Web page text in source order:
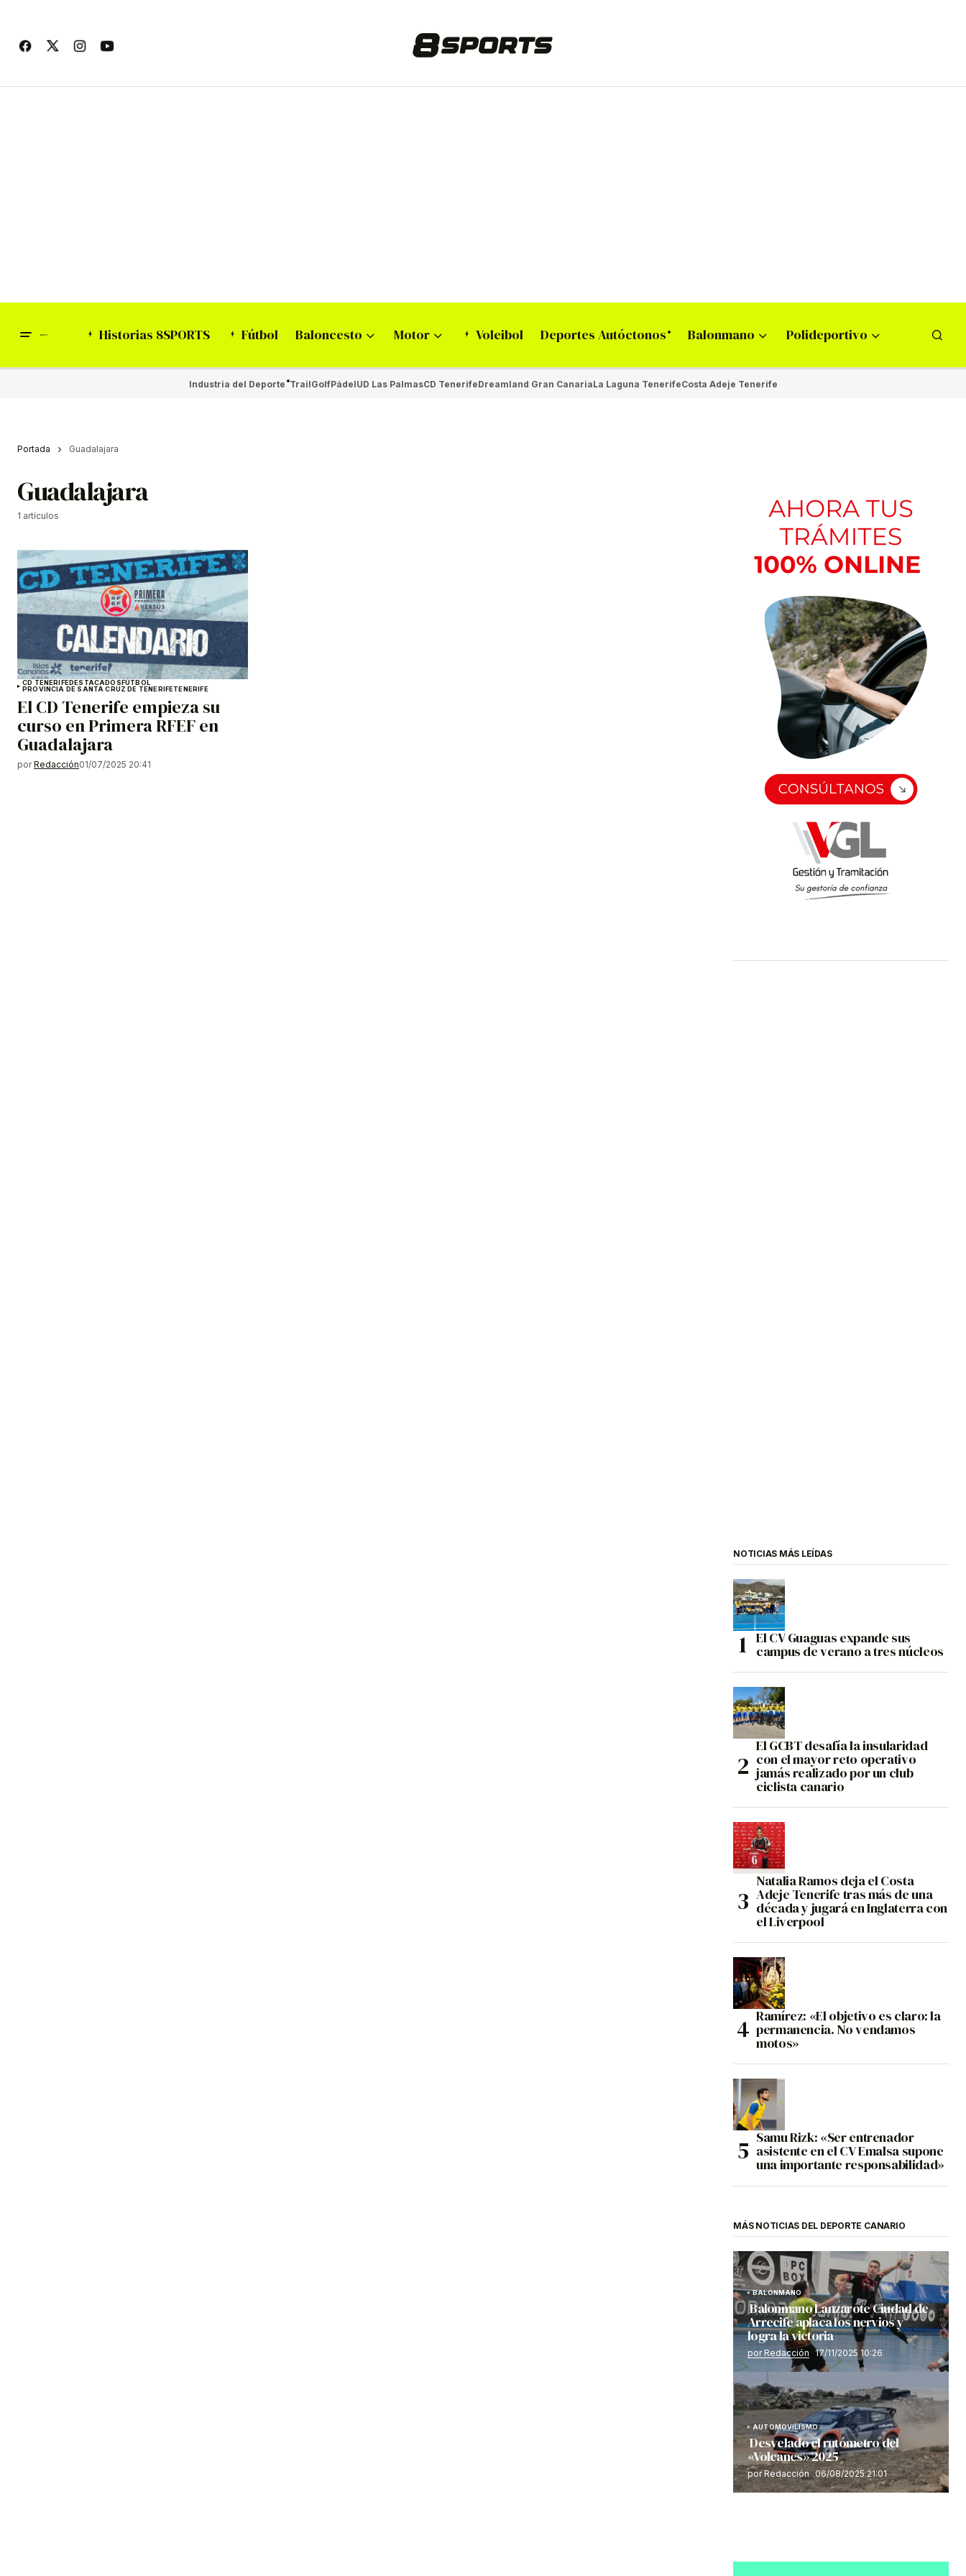
Historias 8SPORTS Fútbol Baloncesto Motor Voleibol Deportes Autóctonos Balonmano Polideportivo
Industria del Deporte TrailGolfPádelUD Las PalmasCD TenerifeDreamland Gran CanariaLa Laguna TenerifeCosta Adeje Tenerife
Portada Guadalajara
Guadalajara
1 artículos
CD TENERIFEDESTACADOSFÚTBOL
PROVINCIA DE SANTA CRUZ DE TENERIFETENERIFE
El CD Tenerife empieza su
curso en Primera RFEF en
Guadalajara
por Redacción01/07/2025 20:41
NOTICIAS MÁS LEÍDAS
El CV Guaguas expande sus
campus de verano a tres núcleos
El GCBT desafía la insularidad
con el mayor reto operativo
jamás realizado por un club
ciclista canario
Natalia Ramos deja el Costa
Adeje Tenerife tras más de una
década y jugará en Inglaterra con
el Liverpool
Ramírez: «El objetivo es claro: la
permanencia. No vendamos
motos»
Samu Rizk: «Ser entrenador
asistente en el CV Emalsa supone
una importante responsabilidad»
MÁS NOTICIAS DEL DEPORTE CANARIO
BALONMANO
Balonmano Lanzarote Ciudad de
Arrecife aplaca los nervios y
logra la victoria
por Redacción 17/11/2025 10:26
AUTOMOVILISMO
Desvelado el rutómetro del
«Volcanes» 2025
por Redacción 06/08/2025 21:01